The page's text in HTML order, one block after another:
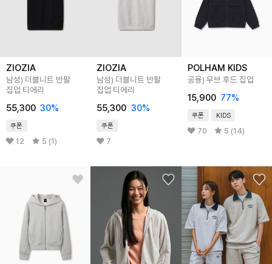
ZIOZIA
남성) 더블니트 반팔
집업 티에리
55,300 30%
쿠폰
12 5 (1)
ZIOZIA
남성) 더블니트 반팔
집업 티에리
55,300 30%
쿠폰
7
POLHAM KIDS
공용) 무브 후드 집업
15,900 77%
쿠폰 KIDS
70 5 (14)